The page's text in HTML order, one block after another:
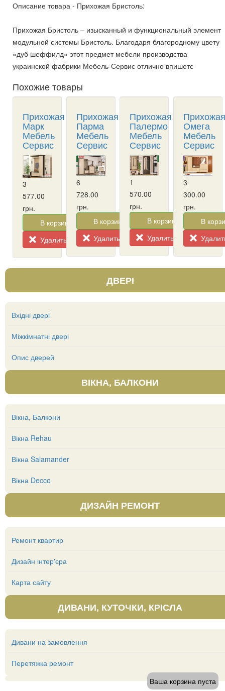
Описание товара - Прихожая Бристоль:
Прихожая Бристоль – изысканный и функциональный элемент
модульной системы Бристоль. Благодаря благородному цвету
«дуб шеффилд» этот предмет мебели производства
украинской фабрики Мебель-Сервис отлично впишетс
Похожие товары
Прихожая
Марк
Мебель
Сервис
3
577.00
грн.
В корзину!
Удалить из корзины
Прихожая
Парма
Мебель
Сервис
6
728.00
грн.
В корзину!
Удалить из корзины
Прихожая
Палермо
Мебель
Сервис
1
570.00
грн.
В корзину!
Удалить из корзины
Омега
Мебель
Сервис
3
300.00
грн.
В
ДВЕРІ
Вхідні двері
Міжкімнатні двері
Опис дверей
ВІКНА, БАЛКОНИ
Вікна, Балкони
Вікна Rehau
Вікна Salamander
Вікна Decco
ДИЗАЙН РЕМОНТ
Ремонт квартир
Дизайн інтер'єра
Карта сайту
ДИВАНИ, КУТОЧКИ, КРІСЛА
Дивани на замовлення
Перетяжка ремонт
Ваша корзина пуста